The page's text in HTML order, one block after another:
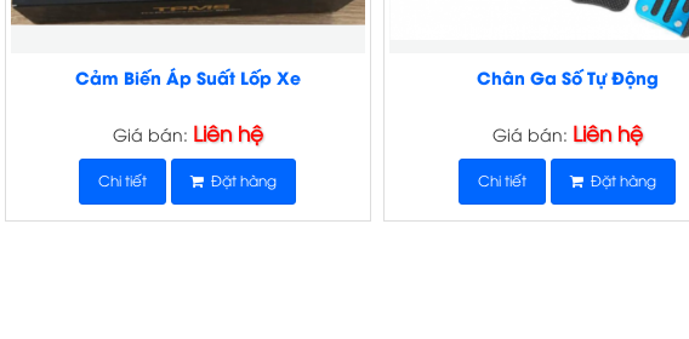
Cảm Biến Áp Suất Lốp Xe
Giá bán: Liên hệ
Chi tiết Đặt hàng
Chân Ga Số Tự Động
Giá bán: Liên hệ
Chi tiết Đặt hàng